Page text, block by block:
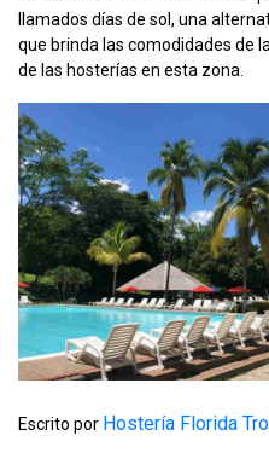
llamados días de sol, una
que brinda las comodidades de
de las hosterías en esta zona.
Escrito por Hostería Florida